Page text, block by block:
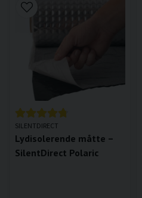
SILENTDIRECT
Lydisolerende måtte –
SilentDirect Polaric